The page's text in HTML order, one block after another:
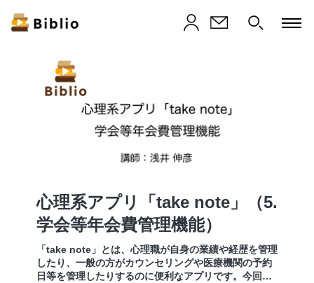
心理系アプリ「take note」（5.
学会等年会費管理機能）
「take note」とは、心理職が自身の業績や経歴を管理
したり、一般の方がカウンセリングや医療機関の予約
日等を管理したりするのに便利なアプリです。今回は